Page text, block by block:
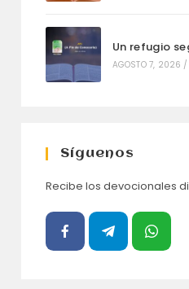
Un refugio
AGOSTO 7, 2026 /
Síguenos
Recibe los devocionales